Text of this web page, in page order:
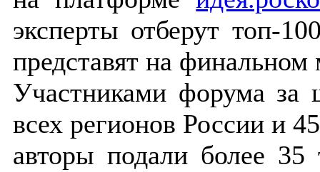
эксперты отберут топ-
представят на
Участниками форума за
всех регионов России и
авторы подали более